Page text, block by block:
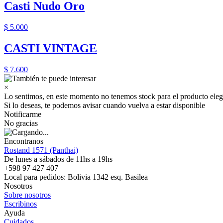
Casti Nudo Oro
$ 5.000
CASTI VINTAGE
$ 7.600
×
Lo sentimos, en este momento no tenemos stock para el producto
Si lo deseas, te podemos avisar cuando vuelva a estar disponible
Notificarme
No gracias
Encontranos
Rostand 1571 (Panthai)
De lunes a sábados de 11hs a 19hs
+598 97 427 407
Local para pedidos: Bolivia 1342 esq. Basilea
Nosotros
Sobre nosotros
Escribinos
Ayuda